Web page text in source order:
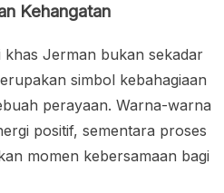
Kehangatan
Jerman bukan sekadar
simbol kebahagiaan
perayaan. Warna-warna
positif, sementara proses
momen kebersamaan bagi